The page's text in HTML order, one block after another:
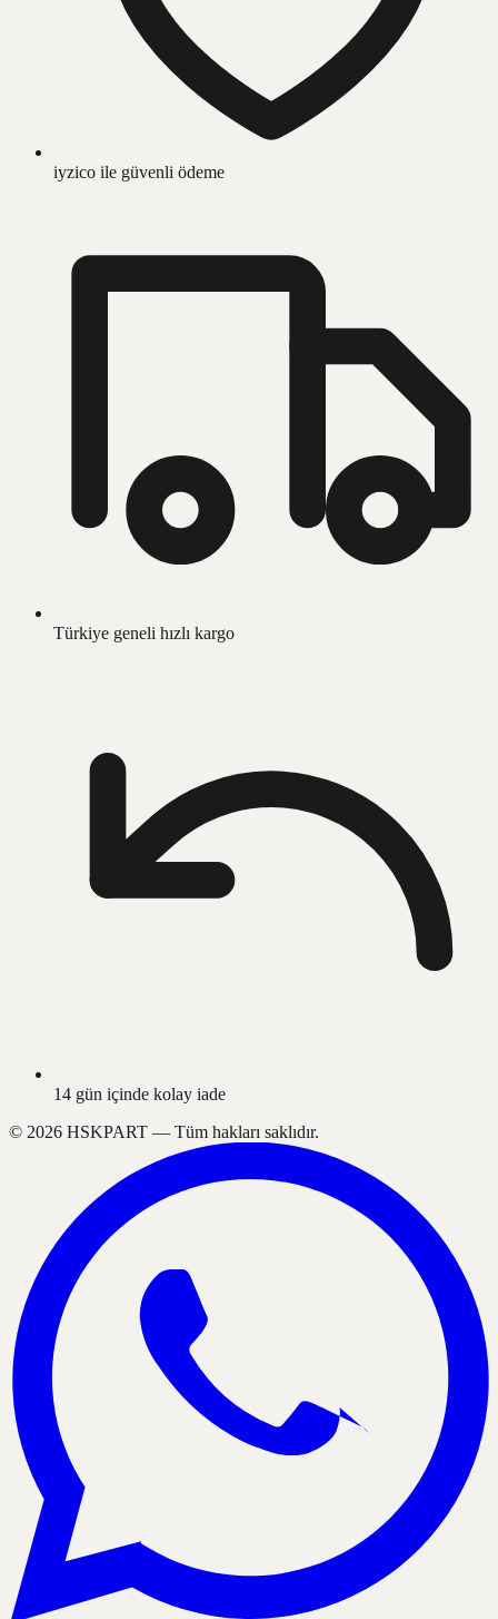
iyzico ile güvenli ödeme
Türkiye geneli hızlı kargo
14 gün içinde kolay iade
© 2026 HSKPART — Tüm hakları saklıdır.